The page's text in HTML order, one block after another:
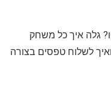
גלה איך כל משחק
ואיך לשלוח טפסים בצורה